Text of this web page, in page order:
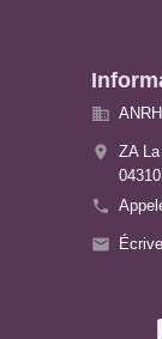


ZA

